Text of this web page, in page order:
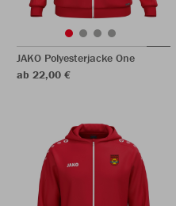
JAKO Polyesterjacke One
ab 22,00 €